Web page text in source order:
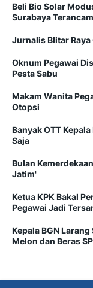
Beli Bio Solar
Surabaya
Jurnalis Blitar Raya
Oknum Pegawai
Pesta Sabu
Makam Wanita
Otopsi
Banyak OTT
Saja
Bulan
Jatim'
Ketua KPK Bakal
Pegawai Jadi
Kepala BGN
Melon dan Beras